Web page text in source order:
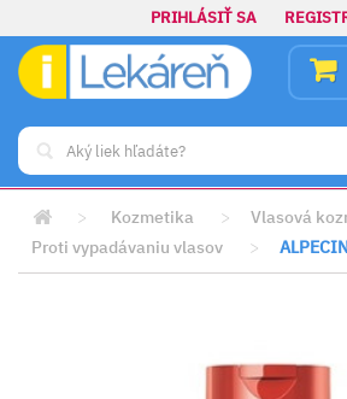
PRIHLÁSIŤ SA
> Kozmetika > Vlasová
Proti vypadávaniu vlasov
>